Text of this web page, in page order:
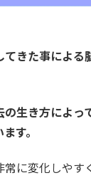
てきた事による
の生き方によっ
す。
に変化しやす